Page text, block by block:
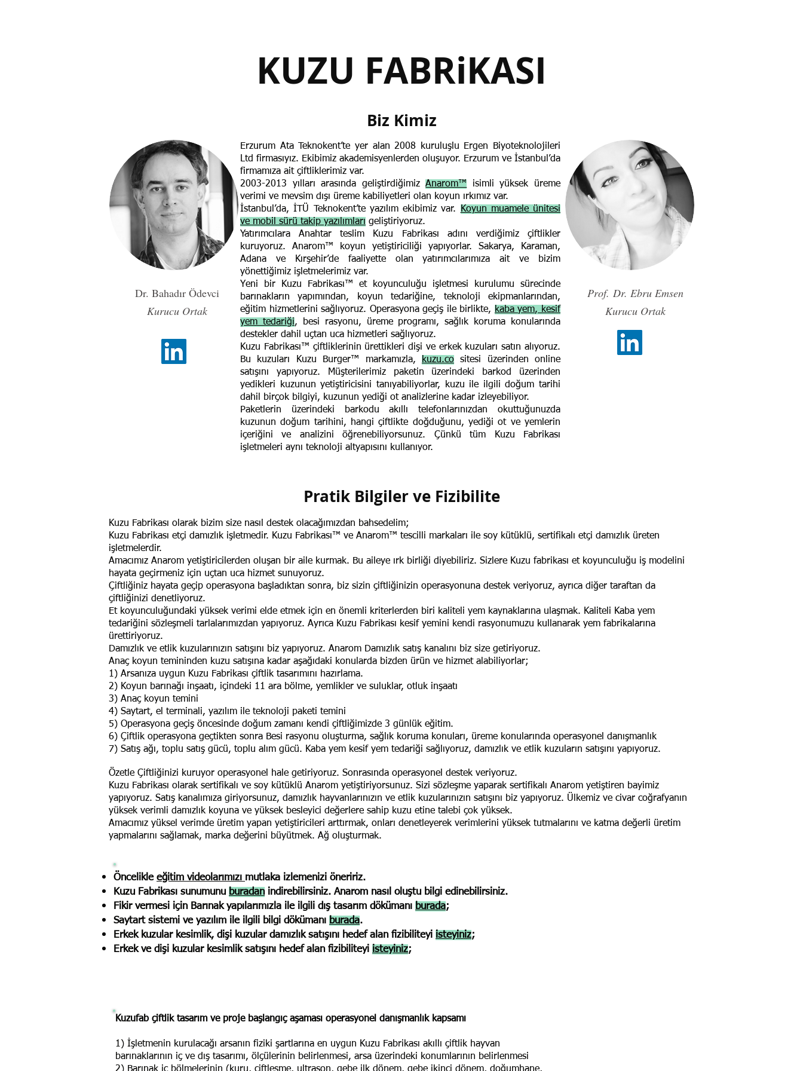
KUZU FABRiKASI
Biz Kimiz
Dr. Bahadır Ödevci
Kurucu Ortak
Erzurum Ata Teknokent’te yer alan 2008 kuruluşlu Ergen Biyoteknolojileri
Ltd firmasıyız. Ekibimiz akademisyenlerden oluşuyor. Erzurum ve İstanbul’da
firmamıza ait çiftliklerimiz var.
2003-2013 yılları arasında geliştirdiğimizAnarom™ isimli yüksek üreme
verimi ve mevsim dışı üreme kabiliyetleri olan koyun ırkımız var.
İstanbul’da, İTÜ Teknokent’te yazılım ekibimiz var.
Koyun muamele ünitesi
ve mobil sürü takip yazılımları geliştiriyoruz.
Yatırımcılara Anahtar teslim Kuzu Fabrikası adını verdiğimiz çiftlikler
kuruyoruz. Anarom™ koyun yetiştiriciliği yapıyorlar. Sakarya, Karaman,
Adana ve Kırşehir’de faaliyette olan yatırımcılarımıza ait ve bizim
yönettiğimiz işletmelerimiz var.
Yeni bir Kuzu Fabrikası™ et koyunculuğu işletmesi kurulumu sürecinde
barınakların yapımından, koyun tedariğine, teknoloji ekipmanlarından,
eğitim hizmetlerini sağlıyoruz. Operasyona geçiş ile birlikte, kaba yem, kesif
yem tedariği, besi rasyonu, üreme programı, sağlık koruma konularında
destekler dahil uçtan uca hizmetleri sağlıyoruz.
Kuzu Fabrikası™ çiftliklerinin ürettikleri dişi ve erkek kuzuları satın alıyoruz.
Bu kuzuları Kuzu Burger™ markamızla,
kuzu.cositesi üzerinden online
satışını yapıyoruz. Müşterilerimiz paketin üzerindeki barkod üzerinden
yedikleri kuzunun yetiştiricisini tanıyabiliyorlar, kuzu ile ilgili doğum tarihi
dahil birçok bilgiyi, kuzunun yediği ot analizlerine kadar izleyebiliyor.
Paketlerin üzerindeki barkodu akıllı telefonlarınızdan okuttuğunuzda
kuzunun doğum tarihini, hangi çiftlikte doğduğunu, yediği ot ve yemlerin
içeriğini ve analizini öğrenebiliyorsunuz. Çünkü tüm Kuzu Fabrikası
işletmeleri aynı teknoloji altyapısını kullanıyor.
Prof. Dr. Ebru Emsen
Kurucu Ortak
Pratik Bilgiler ve Fizibilite
Kuzu Fabrikası olarak bizim size nasıl destek olacağımızdan bahsedelim;
Kuzu Fabrikası etçi damızlık işletmedir. Kuzu Fabrikası™ ve Anarom™ tescilli markaları ile soy kütüklü, sertifikalı etçi damızlık üreten
işletmelerdir.
Amacımız Anarom yetiştiricilerden oluşan bir aile kurmak. Bu aileye ırk birliği diyebiliriz. Sizlere Kuzu fabrikası et koyunculuğu iş modelini
hayata geçirmeniz için uçtan uca hizmet sunuyoruz.
Çiftliğiniz hayata geçip operasyona başladıktan sonra, biz sizin çiftliğinizin operasyonuna destek veriyoruz, ayrıca diğer taraftan da
çiftliğinizi denetliyoruz.
Et koyunculuğundaki yüksek verimi elde etmek için en önemli kriterlerden biri kaliteli yem kaynaklarına ulaşmak. Kaliteli Kaba yem
tedariğini sözleşmeli tarlalarımızdan yapıyoruz. Ayrıca Kuzu Fabrikası kesif yemini kendi rasyonumuzu kullanarak yem fabrikalarına
ürettiriyoruz.
Damızlık ve etlik kuzularınızın satışını biz yapıyoruz. Anarom Damızlık satış kanalını biz size getiriyoruz.
Anaç koyun temininden kuzu satışına kadar aşağıdaki konularda bizden ürün ve hizmet alabiliyorlar;
1) Arsanıza uygun Kuzu Fabrikası çiftlik tasarımını hazırlama.
2) Koyun barınağı inşaatı, içindeki 11 ara bölme, yemlikler ve suluklar, otluk inşaatı
3) Anaç koyun temini
4) Saytart, el terminali, yazılım ile teknoloji paketi temini
5) Operasyona geçiş öncesinde doğum zamanı kendi çiftliğimizde 3 günlük eğitim.
6) Çiftlik operasyona geçtikten sonra Besi rasyonu oluşturma, sağlık koruma konuları, üreme konularında operasyonel danışmanlık
7) Satış ağı, toplu satış gücü, toplu alım gücü. Kaba yem kesif yem tedariği sağlıyoruz, damızlık ve etlik kuzuların satışını yapıyoruz.
Özetle Çiftliğinizi kuruyor operasyonel hale getiriyoruz. Sonrasında operasyonel destek veriyoruz.
Kuzu Fabrikası olarak sertifikalı ve soy kütüklü Anarom yetiştiriyorsunuz. Sizi sözleşme yaparak sertifikalı Anarom yetiştiren bayimiz
yapıyoruz. Satış kanalımıza giriyorsunuz, damızlık hayvanlarınızın ve etlik kuzularınızın satışını biz yapıyoruz. Ülkemiz ve civar coğrafyanın
yüksek verimli damızlık koyuna ve yüksek besleyici değerlere sahip kuzu etine talebi çok yüksek.
Amacımız yüksel verimde üretim yapan yetiştiricileri arttırmak, onları denetleyerek verimlerini yüksek tutmalarını ve katma değerli üretim
yapmalarını sağlamak, marka değerini büyütmek. Ağ oluşturmak.
Öncelikle eğitim videolarımızı mutlaka izlemenizi öneririz.
Kuzu Fabrikası sunumunu buradanindirebilirsiniz. Anarom nasıl oluştu bilgi edinebilirsiniz.
Fikir vermesi için Barınak yapılarımızla ile ilgili dış tasarım dökümanı burada;
Saytart sistemi ve yazılım ile ilgili bilgi dökümanı burada.
Erkek kuzular kesimlik, dişi kuzular damızlık satışını hedef alan fizibiliteyi isteyiniz;
Erkek ve dişi kuzular kesimlik satışını hedef alan fizibiliteyi isteyiniz;
Kuzufab çiftlik tasarım ve proje başlangıç aşaması operasyonel danışmanlık kapsamı
1) İşletmenin kurulacağı arsanın fiziki şartlarına en uygun Kuzu Fabrikası akıllı çiftlik hayvan
barınaklarının iç ve dış tasarımı, ölçülerinin belirlenmesi, arsa üzerindeki konumlarının belirlenmesi